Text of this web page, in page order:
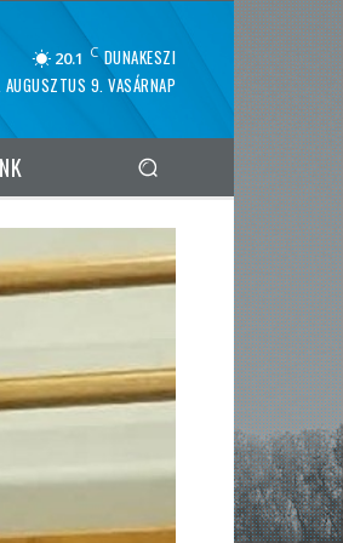
20.1 C DUNAKESZI
9. VASÁRNAP